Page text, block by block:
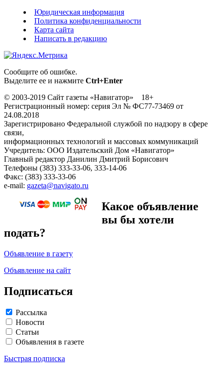
Юридическая информация
Политика конфиденциальности
Карта сайта
Написать в редакцию
Сообщите об ошибке.
Выделите ее и нажмите Ctrl+Enter
© 2003-2019 Сайт газеты «Навигатор» 18+
Регистрационный номер: серия Эл № ФС77-73469 от
24.08.2018
Зарегистрировано Федеральной службой по надзору в сфере
связи,
информационных технологий и массовых коммуникаций
Учредитель: ООО Издательский Дом «Навигатор»
Главный редактор Данилин Дмитрий Борисович
Телефоны (383) 333-33-06, 333-14-06
Факс: (383) 333-33-06
e-mail: gazeta@navigato.ru
Какое объявление
вы бы хотели
подать?
Объявление в газету
Объявление на сайт
Подписаться
Рассылка
Новости
Статьи
Объявления в газете
Быстрая подписка